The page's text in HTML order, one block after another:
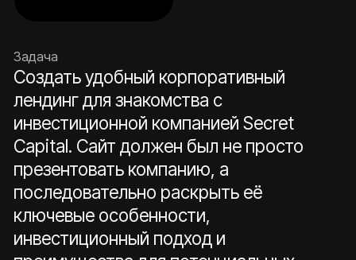
нише
Сохранить понятную структуру,
чтобы сложная тема считывалась
легко
Адаптировать дизайн под десктоп,
планшет и мобильные устройства